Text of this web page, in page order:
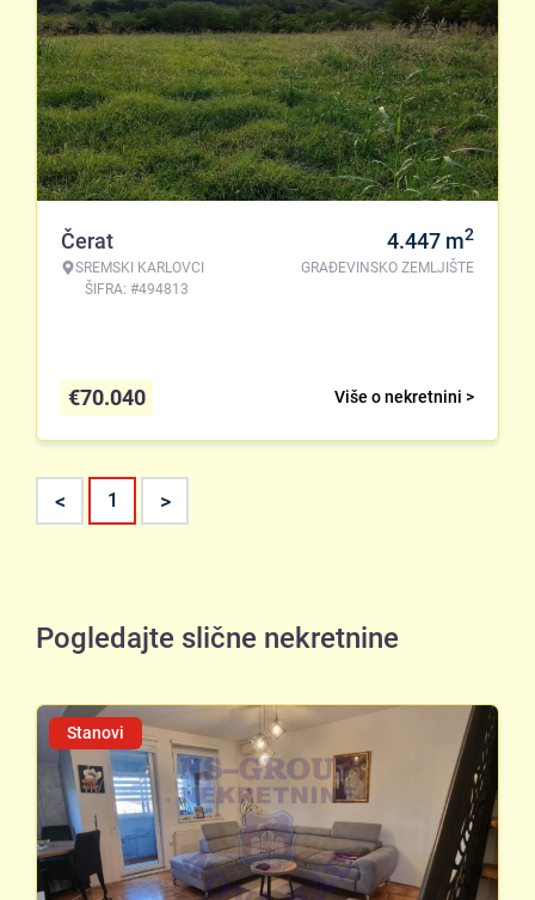
Čerat
SREMSKI KARLOVCI
ŠIFRA: #494813
4.447 m2
GRAĐEVINSKO ZEMLJIŠTE
Više o nekretnini >
€70.040
< 1 >
Pogledajte slične nekretnine
Stanovi